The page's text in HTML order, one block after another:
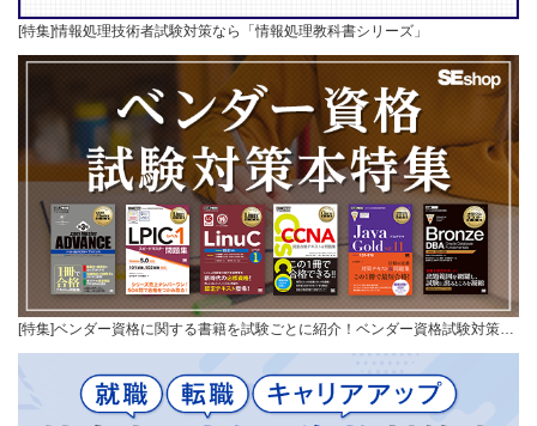
[特集]情報処理技術者試験対策なら「情報処理教科書シリーズ」
[特集]ベンダー資格に関する書籍を試験ごとに紹介！ベンダー資格試験対策…